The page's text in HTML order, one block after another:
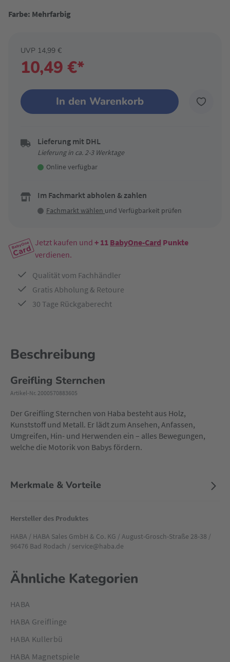
Farbe: Mehrfarbig
10,49 €*
UVP 14,99 €
In den Warenkorb
Lieferung mit DHL
Lieferung in ca. 2-3 Werktage
Online verfügbar
Im Fachmarkt abholen & zahlen
Fachmarkt wählen und Verfügbarkeit prüfen
Jetzt kaufen und + 11 BabyOne-Card Punkte
verdienen.
Qualität vom Fachhändler
Gratis Abholung & Retoure
30 Tage Rückgaberecht
Beschreibung
Greifling Sternchen
Artikel-Nr. 2000570883605
Der Greifling Sternchen von Haba besteht aus Holz,
Kunststoff und Metall. Er lädt zum Ansehen, Anfassen,
Umgreifen, Hin- und Herwenden ein – alles Bewegungen,
welche die Motorik von Babys fördern.
Merkmale & Vorteile
Hersteller des Produktes
HABA / HABA Sales GmbH & Co. KG / August-Grosch-Straße 28-38 /
96476 Bad Rodach / service@haba.de
Ähnliche Kategorien
HABA
HABA Greiflinge
HABA Kullerbü
HABA Magnetspiele